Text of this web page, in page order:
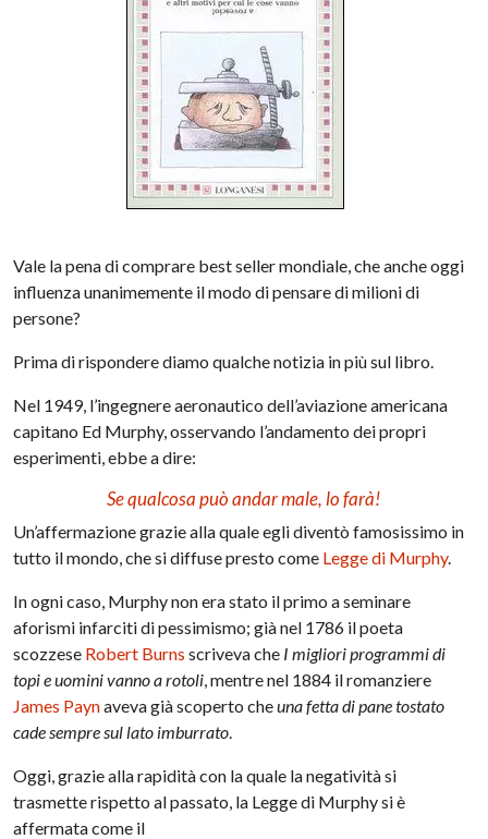
Vale la pena di comprare best seller mondiale, che anche oggi
influenza unanimemente il modo di pensare di milioni di
persone?
Prima di rispondere diamo qualche notizia in più sul libro.
Nel 1949, l’ingegnere aeronautico dell’aviazione americana
capitano Ed Murphy, osservando l’andamento dei propri
esperimenti, ebbe a dire:
Se qualcosa può andar male, lo farà!
Un’affermazione grazie alla quale egli diventò famosissimo in
tutto il mondo, che si diffuse presto come Legge di Murphy.
In ogni caso, Murphy non era stato il primo a seminare
aforismi infarciti di pessimismo; già nel 1786 il poeta
scozzese Robert Burns scriveva che I migliori programmi di
topi e uomini vanno a rotoli, mentre nel 1884 il romanziere
James Paynaveva già scoperto cheuna fetta di pane tostato
cade sempre sul lato imburrato.
Oggi, grazie alla rapidità con la quale la negatività si
trasmette rispetto al passato, la Legge di Murphy si è
affermata come il